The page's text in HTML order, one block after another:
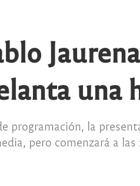
una
programación, la
pero comenzará a